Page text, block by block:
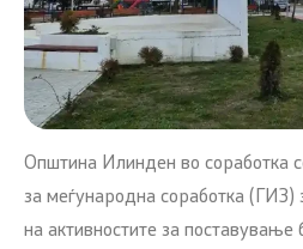
Општина Илинден во соработка
за меѓународна соработка (ГИЗ)
на активностите за поставување